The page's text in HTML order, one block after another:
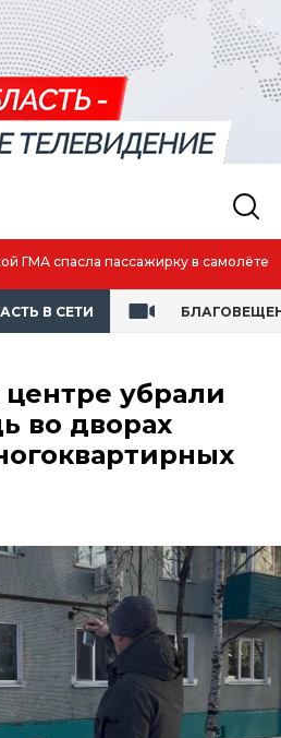
ГМА спасла пассажирку в самолёте
В СЕТИ
убрали
во дворах